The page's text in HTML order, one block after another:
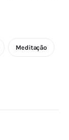
Meditação